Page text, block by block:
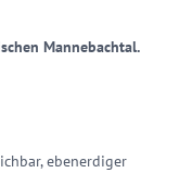
Mannebachtal.
ebenerdiger